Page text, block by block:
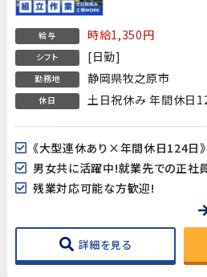
給与 時給1,350円
シフト [日勤]
勤務地 静岡県牧之原市
休日 土日祝休み 年間休日
男女共に活躍中!就業先での正社
残業対応可能な方歓迎!
詳細を見る